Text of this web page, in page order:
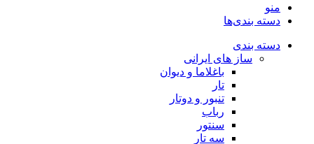
منو
دسته بندی‌ها
دسته بندی
ساز های ایرانی
باغلاما و دیوان
تار
تنبور و دوتار
رباب
سنتور
سه تار